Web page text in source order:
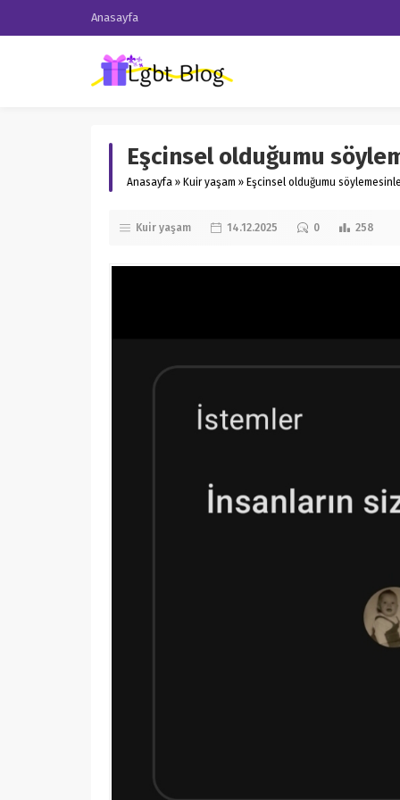
Anasayfa
Eşcinsel olduğumu
Anasayfa » Kuir yaşam » Eşcinsel olduğumu
Kuir yaşam 14.12.2025 0 258